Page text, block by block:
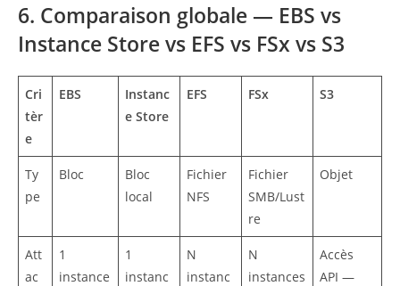
6. Comparaison globale — EBS vs
Instance Store vs EFS vs FSx vs S3
Cri
tèr
e
EBS
Instanc
e Store
EFS FSx S3
Ty
pe
Bloc
Bloc
local
Fichier
NFS
Fichier
SMB/Lust
re
Objet
Att
ac
1
instance
1
instanc
N
instanc
N
instances
Accès
API —